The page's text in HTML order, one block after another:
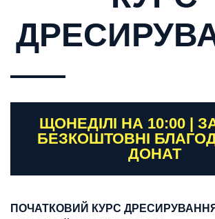
ЩОНЕДІЛІ НА 10:00 |
БЕЗКОШТОВНІ
ДОНАТ
ПОЧАТКОВИЙ КУРС